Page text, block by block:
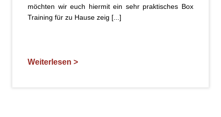
möchten wir euch hiermit ein sehr praktisches Box
Training für zu Hause zeig [...]
Weiterlesen >